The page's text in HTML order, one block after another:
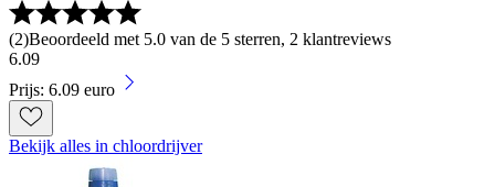
(2)Beoordeeld met 5.0 van de 5 sterren, 2 klantreviews
6.09
Prijs: 6.09 euro
Bekijk alles in chloordrijver